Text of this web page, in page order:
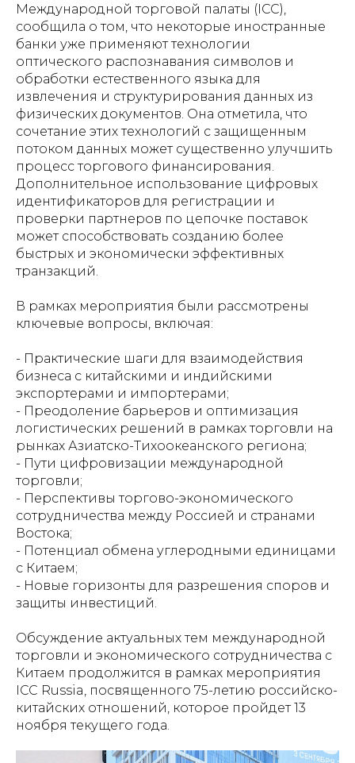
Международной торговой палаты (ICC),
сообщила о том, что некоторые иностранные
банки уже применяют технологии
оптического распознавания символов и
обработки естественного языка для
извлечения и структурирования данных из
физических документов. Она отметила, что
сочетание этих технологий с защищенным
потоком данных может существенно улучшить
процесс торгового финансирования.
Дополнительное использование цифровых
идентификаторов для регистрации и
проверки партнеров по цепочке поставок
может способствовать созданию более
быстрых и экономически эффективных
транзакций.
В рамках мероприятия были рассмотрены
ключевые вопросы, включая:
- Практические шаги для взаимодействия
бизнеса с китайскими и индийскими
экспортерами и импортерами;
- Преодоление барьеров и оптимизация
логистических решений в рамках торговли на
рынках Азиатско-Тихоокеанского региона;
- Пути цифровизации международной
торговли;
- Перспективы торгово-экономического
сотрудничества между Россией и странами
Востока;
- Потенциал обмена углеродными единицами
с Китаем;
- Новые горизонты для разрешения споров и
защиты инвестиций.
Обсуждение актуальных тем международной
торговли и экономического сотрудничества с
Китаем продолжится в рамках мероприятия
ICC Russia, посвященного 75-летию российско-
китайских отношений, которое пройдет 13
ноября текущего года.